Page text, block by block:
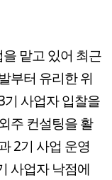
맡고 있어 최근
부터 유리한 위
사업자 입찰을
주 컨설팅을 활
2기 사업 운영
사업자 낙점에